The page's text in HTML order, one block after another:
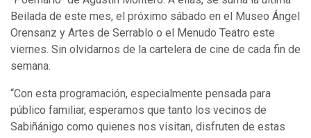
Beilada de este mes, el próximo sábado en el Museo Ángel
Orensanz y Artes de Serrablo o el Menudo Teatro este
viernes. Sin olvidarnos de la cartelera de cine de cada fin de
semana.
“Con esta programación, especialmente pensada para
público familiar, esperamos que tanto los vecinos de
Sabiñánigo como quienes nos visitan, disfruten de estas